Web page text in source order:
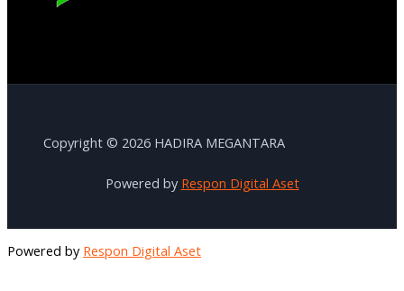
Copyright © 2026 HADIRA MEGANTARA
Powered by Respon Digital Aset
Powered by Respon Digital Aset